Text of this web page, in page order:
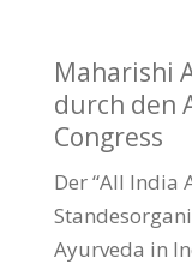
Maharishi
durch den
Congress
Der “All India
Ayurveda in